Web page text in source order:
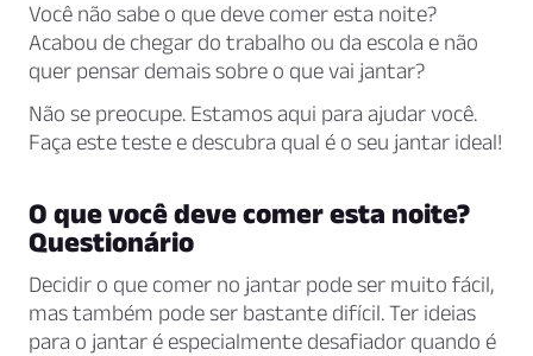
Você não sabe o que deve comer esta noite?
Acabou de chegar do trabalho ou da escola e não
quer pensar demais sobre o que vai jantar?
Não se preocupe. Estamos aqui para ajudar você.
Faça este teste e descubra qual é o seu jantar ideal!
O que você deve comer esta noite?
Questionário
Decidir o que comer no jantar pode ser muito fácil,
mas também pode ser bastante difícil. Ter ideias
para o jantar é especialmente desafiador quando é